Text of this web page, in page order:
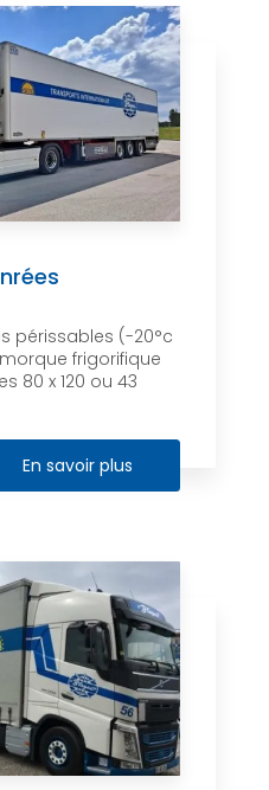
périssables (-20°c
frigorifique
80 x 120 ou 43
En savoir plus